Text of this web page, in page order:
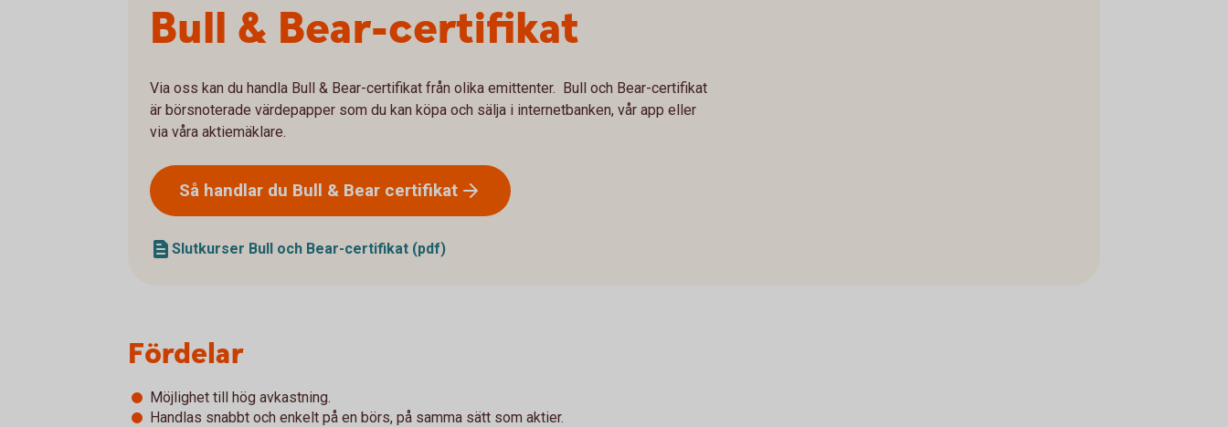
Bull & Bear-certifikat
Via oss kan du handla Bull & Bear-certifikat från olika emittenter. Bull och Bear-certifikat
är börsnoterade värdepapper som du kan köpa och sälja i internetbanken, vår app eller
via våra aktiemäklare.
Så handlar du Bull & Bear certifikat
Slutkurser Bull och Bear-certifikat (pdf)
Fördelar
Möjlighet till hög avkastning.
Handlas snabbt och enkelt på en börs, på samma sätt som aktier.